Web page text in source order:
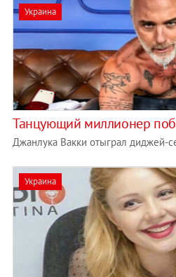
Украина
Танцующий миллионер
Джанлука Вакки отыграл диджей-
Украина